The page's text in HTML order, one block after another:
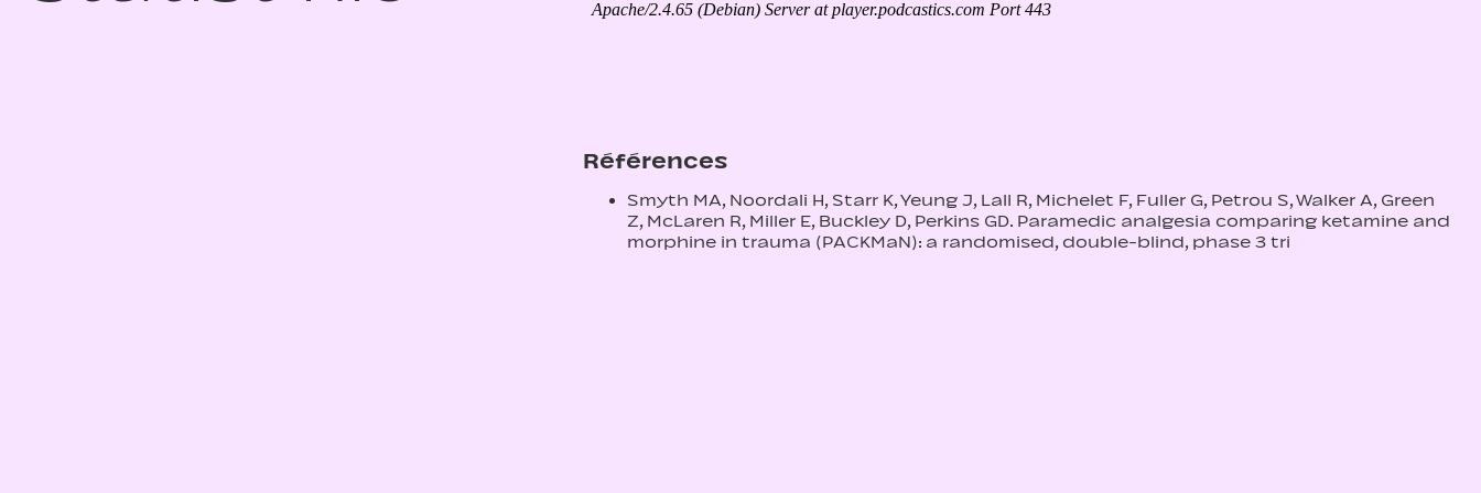
Références
Smyth MA, Noordali H, Starr K, Yeung J, Lall R, Michelet F, Fuller G, Petrou S, Walker A, Green
Z, McLaren R, Miller E, Buckley D, Perkins GD. Paramedic analgesia comparing ketamine and
morphine in trauma (PACKMaN): a randomised, double-blind, phase 3 tri